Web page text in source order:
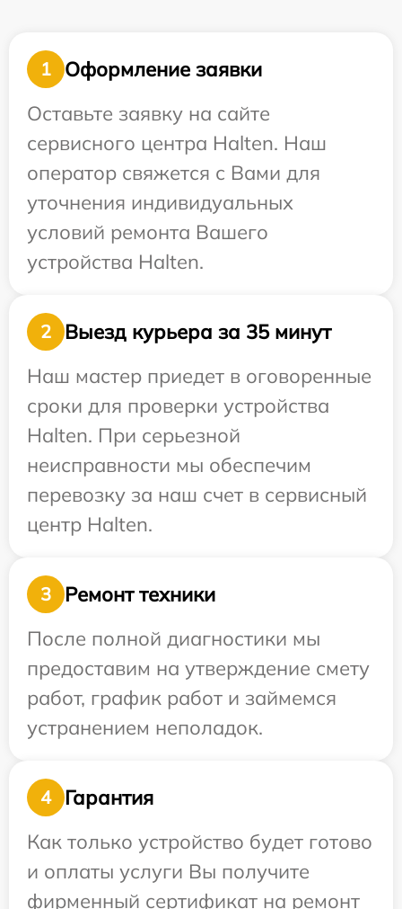
1
Оформление заявки
Оставьте заявку на сайте
сервисного центра Halten. Наш
оператор свяжется с Вами для
уточнения индивидуальных
условий ремонта Вашего
устройства Halten.
2
Выезд курьера за 35 минут
Наш мастер приедет в оговоренные
сроки для проверки устройства
Halten. При серьезной
неисправности мы обеспечим
перевозку за наш счет в сервисный
центр Halten.
3
Ремонт техники
После полной диагностики мы
предоставим на утверждение смету
работ, график работ и займемся
устранением неполадок.
4
Гарантия
Как только устройство будет готово
и оплаты услуги Вы получите
фирменный сертификат на ремонт